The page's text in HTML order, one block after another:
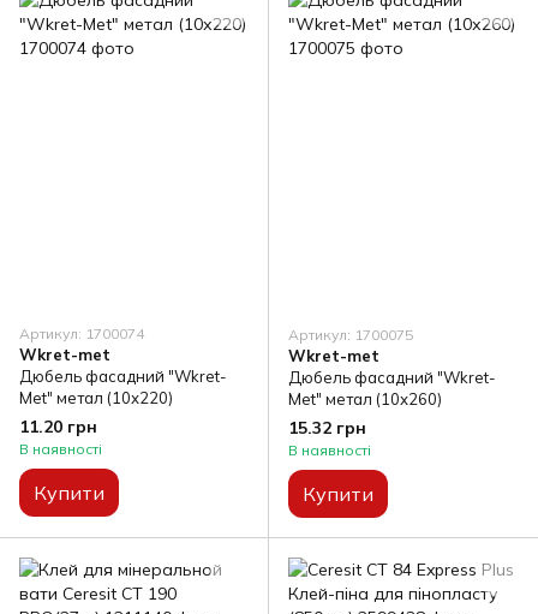
Артикул: 1700074
Wkret-met
Дюбель фасадний "Wkret-
Met" метал (10х220)
11.20 грн
В наявності
Купити
Артикул: 1700075
Wkret-met
Дюбель фасадний "Wkret-
Met" метал (10х260)
15.32 грн
В наявності
Купити